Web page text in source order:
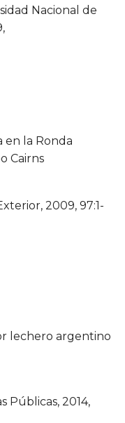
Nacional de
en la Ronda
Cairns
2009, 97:1-
lechero argentino
Públicas, 2014,